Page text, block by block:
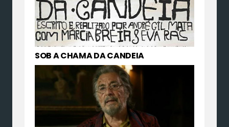
SOB A CHAMA DA CANDEIA